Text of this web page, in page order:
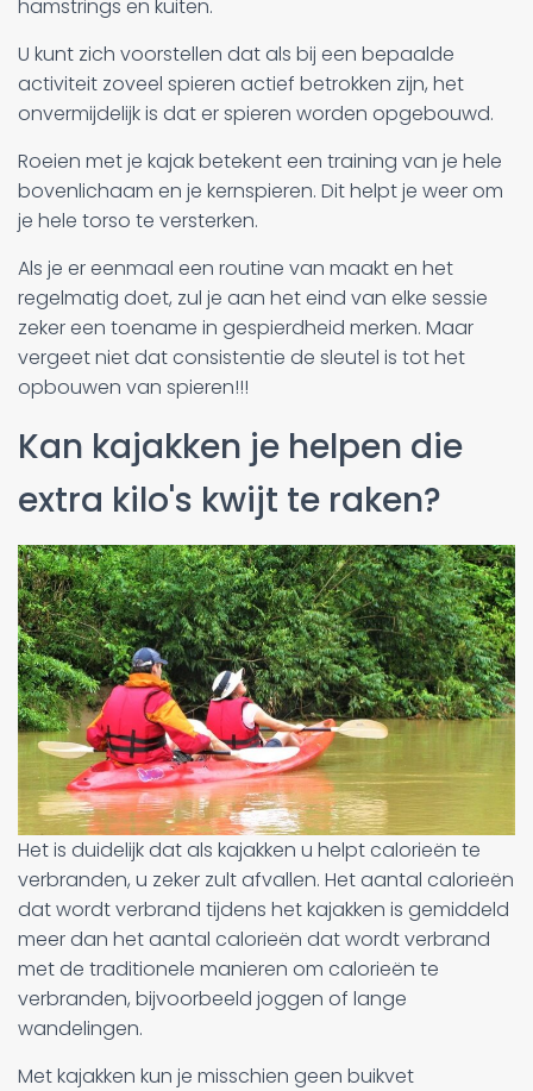
hamstrings en kuiten.
U kunt zich voorstellen dat als bij een bepaalde
activiteit zoveel spieren actief betrokken zijn, het
onvermijdelijk is dat er spieren worden opgebouwd.
Roeien met je kajak betekent een training van je hele
bovenlichaam en je kernspieren. Dit helpt je weer om
je hele torso te versterken.
Als je er eenmaal een routine van maakt en het
regelmatig doet, zul je aan het eind van elke sessie
zeker een toename in gespierdheid merken. Maar
vergeet niet dat consistentie de sleutel is tot het
opbouwen van spieren!!!
Kan kajakken je helpen die
extra kilo's kwijt te raken?
Het is duidelijk dat als kajakken u helpt calorieën te
verbranden, u zeker zult afvallen. Het aantal calorieën
dat wordt verbrand tijdens het kajakken is gemiddeld
meer dan het aantal calorieën dat wordt verbrand
met de traditionele manieren om calorieën te
verbranden, bijvoorbeeld joggen of lange
wandelingen.
Met kajakken kun je misschien geen buikvet